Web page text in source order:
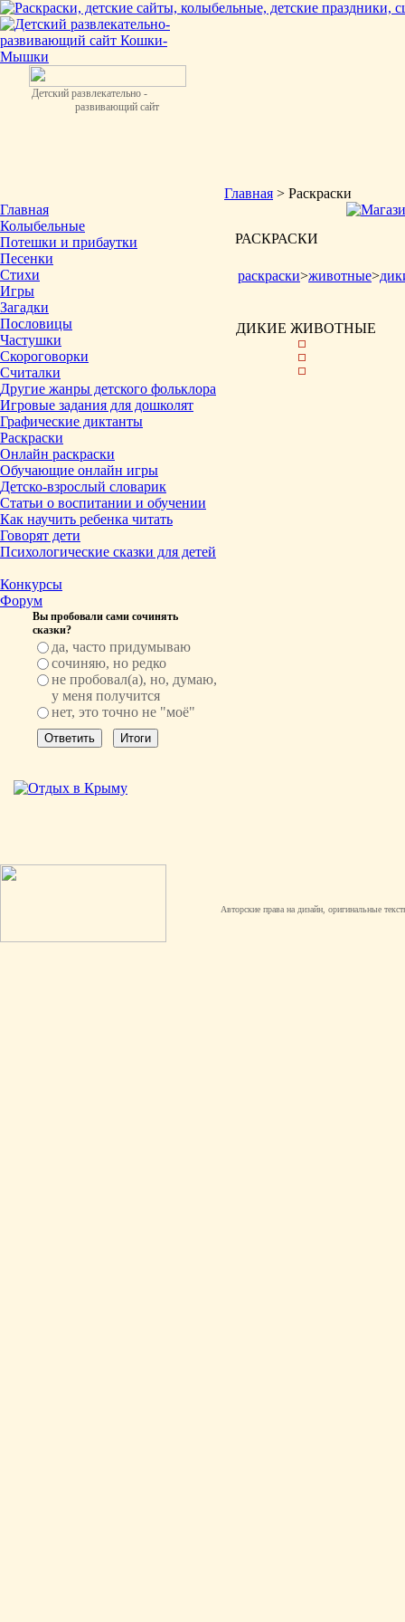
Детский развлекательно -
развивающий сайт
Главная
Колыбельные
Потешки и прибаутки
Песенки
Стихи
Игры
Загадки
Пословицы
Частушки
Скороговорки
Считалки
Другие жанры детского фольклора
Игровые задания для дошколят
Графические диктанты
Раскраски
Онлайн раскраски
Обучающие онлайн игры
Детско-взрослый словарик
Статьи о воспитании и обучении
Как научить ребенка читать
Говорят дети
Психологические сказки для детей
Конкурсы
Форум
Вы пробовали сами сочинять
сказки?
да, часто придумываю
сочиняю, но редко
не пробовал(а), но, думаю,
у меня получится
нет, это точно не "моё"
Главная > Раскраски
РАСКРАСКИ
раскраски>животные>
ДИКИЕ ЖИВОТНЫЕ
Авторские права на дизайн, оригинальные